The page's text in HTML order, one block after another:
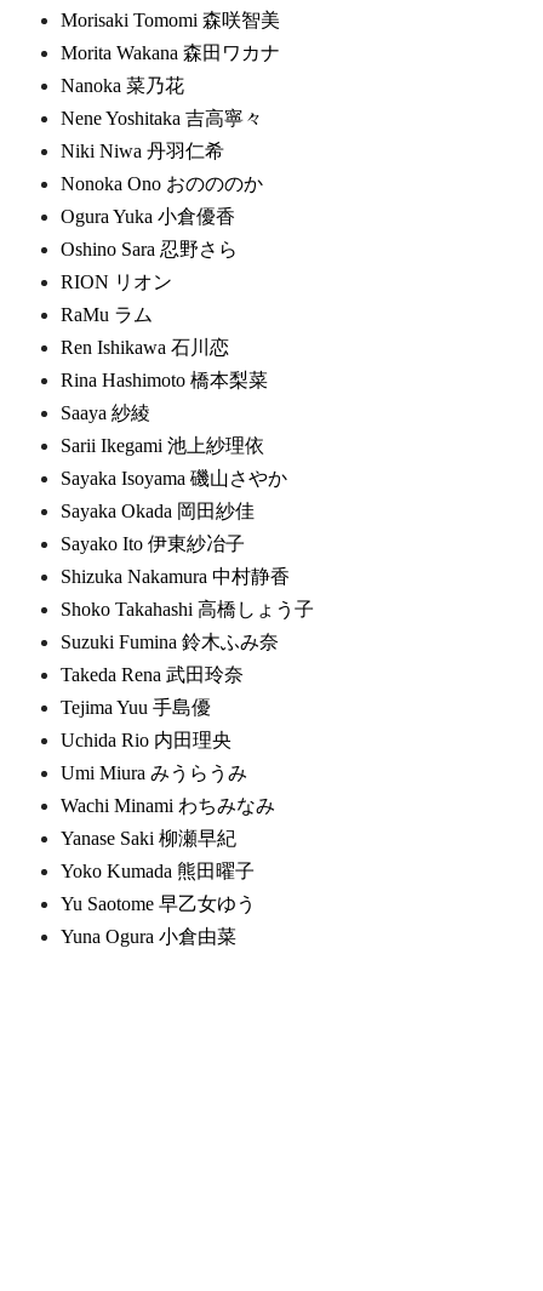
Morisaki Tomomi 森咲智美
Morita Wakana 森田ワカナ
Nanoka 菜乃花
Nene Yoshitaka 吉高寧々
Niki Niwa 丹羽仁希
Nonoka Ono おのののか
Ogura Yuka 小倉優香
Oshino Sara 忍野さら
RION リオン
RaMu ラム
Ren Ishikawa 石川恋
Rina Hashimoto 橋本梨菜
Saaya 紗綾
Sarii Ikegami 池上紗理依
Sayaka Isoyama 磯山さやか
Sayaka Okada 岡田紗佳
Sayako Ito 伊東紗冶子
Shizuka Nakamura 中村静香
Shoko Takahashi 高橋しょう子
Suzuki Fumina 鈴木ふみ奈
Takeda Rena 武田玲奈
Tejima Yuu 手島優
Uchida Rio 内田理央
Umi Miura みうらうみ
Wachi Minami わちみなみ
Yanase Saki 柳瀬早紀
Yoko Kumada 熊田曜子
Yu Saotome 早乙女ゆう
Yuna Ogura 小倉由菜